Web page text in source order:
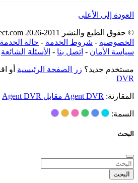
العودة إلى الأعلى
© حقوق الطبع والنشر 2011-2026 iSpyConnect.com -
الخصوصية - شروط الخدمة - حالة الخدمة
سياسة الأمان - اتصل بنا - الأسئلة الشائعة
مستخدم جديد؟ زر الصفحة الرئيسية أو
DVR
المقارنة: Agent DVR مقابل Blue Iris Agent DVR مقابل Frigate
السمة:
البحث
البحث